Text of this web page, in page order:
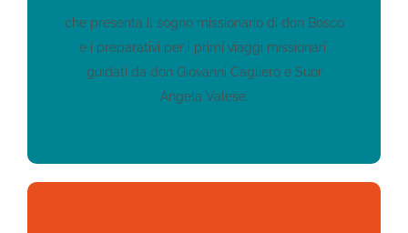
che presenta il sogno missionario di don Bosco
e i preparativi per i primi viaggi missionari,
guidati da don Giovanni Cagliero e Suor
Angela Valese.